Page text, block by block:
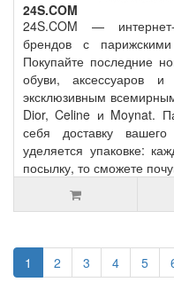
24S.COM
24S.COM —
брендов с
Покупайте последние
обуви, аксессуаров
эксклюзивным
Dior, Celine и Moynat.
себя доставку
уделяется упаковке:
посылку, то сможете
1 2 3 4 5